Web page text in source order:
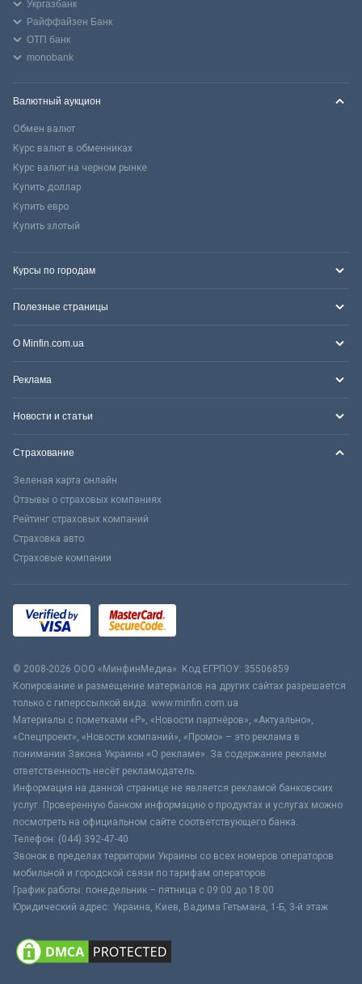
Укргазбанк
Райффайзен Банк
ОТП банк
monobank
Валютный аукцион
Обмен валют
Курс валют в обменниках
Курс валют на черном рынке
Купить доллар
Купить евро
Купить злотый
Курсы по городам
Полезные страницы
О Minfin.com.ua
Реклама
Новости и статьи
Страхование
Зеленая карта онлайн
Отзывы о страховых компаниях
Рейтинг страховых компаний
Страховка авто
Страховые компании
© 2008-2026 ООО «МинфинМедиа». Код ЕГРПОУ: 35506859
Копирование и размещение материалов на других сайтах разрешается
только с гиперссылкой вида: www.minfin.com.ua
Материалы с пометками «Р», «Новости партнёров», «Актуально»,
«Спецпроект», «Новости компаний», «Промо» – это реклама в
понимании Закона Украины «О рекламе». За содержание рекламы
ответственность несёт рекламодатель.
Информация на данной странице не является рекламой банковских
услуг. Проверенную банком информацию о продуктах и услугах можно
посмотреть на официальном сайте соответствующего банка.
Телефон: (044) 392-47-40
Звонок в пределах территории Украины со всех номеров операторов
мобильной и городской связи по тарифам операторов
График работы: понедельник – пятница с 09:00 до 18:00
Юридический адрес: Украина, Киев, Вадима Гетьмана, 1-Б, 3-й этаж